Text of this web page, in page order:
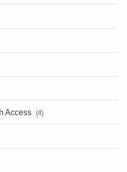
Access (4)